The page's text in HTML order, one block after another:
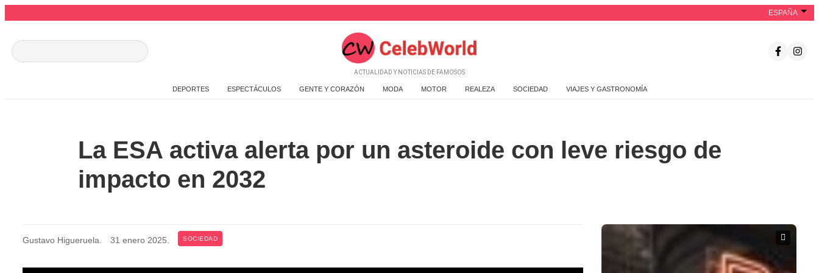
ESPAÑA
ACTUALIDAD Y NOTICIAS DE FAMOSOS
DEPORTES ESPECTÁCULOS GENTE Y CORAZÓN MODA MOTOR REALEZA SOCIEDAD VIAJES Y GASTRONOMÍA
La ESA activa alerta por un asteroide con leve riesgo de
impacto en 2032
Gustavo Higueruela 31 enero 2025 SOCIEDAD